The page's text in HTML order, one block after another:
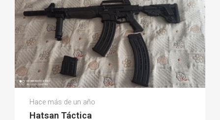
Francisco P.
Hace más de un año
Hatsan Táctica